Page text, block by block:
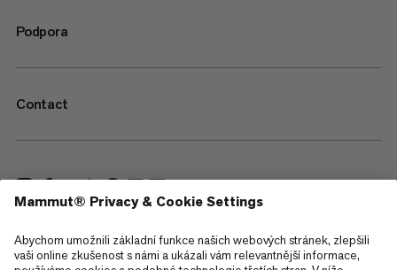
Podpora
Contact
—